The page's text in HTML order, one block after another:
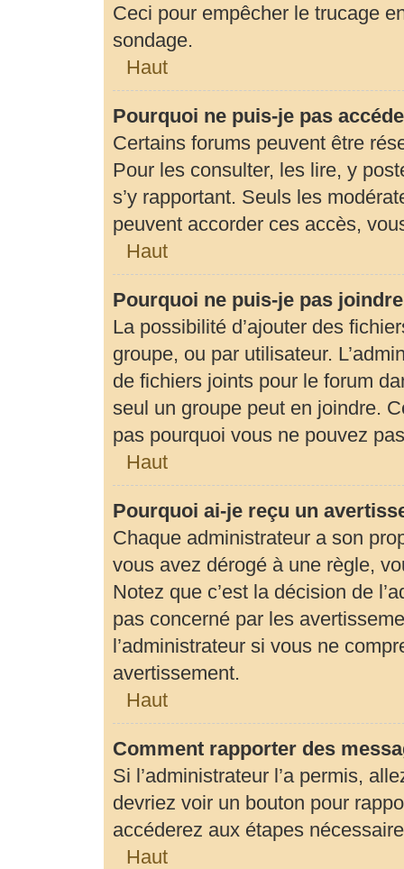
Ceci pour empêcher le trucage
sondage.
Haut
Pourquoi ne puis-je pas
Certains forums peuvent être
Pour les consulter, les lire, y
s’y rapportant. Seuls les
peuvent accorder ces accès,
Haut
Pourquoi ne puis-je pas
La possibilité d’ajouter des
groupe, ou par utilisateur.
de fichiers joints pour le forum
seul un groupe peut en joindre.
pas pourquoi vous ne pouvez
Haut
Pourquoi ai-je reçu un
Chaque administrateur a son
vous avez dérogé à une règle,
Notez que c’est la décision de
pas concerné par les
l’administrateur si vous ne
avertissement.
Haut
Comment rapporter des
Si l’administrateur l’a permis,
devriez voir un bouton pour
accéderez aux étapes
Haut